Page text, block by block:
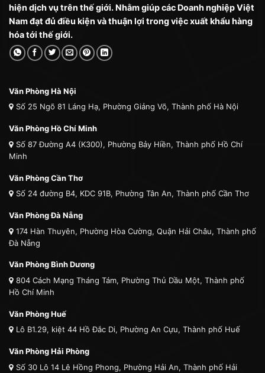
hiện dịch vụ trên thế giới. Nhằm giúp các Doanh nghiệp Việt
Nam đạt đủ điều kiện và thuận lợi trong việc xuất khẩu hàng
hóa tới thế giới.
Văn Phòng Hà Nội
Số 25 Ngõ 81 Láng Hạ, Phường Giảng Võ, Thành phố Hà Nội
Văn Phòng Hồ Chí Minh
Số 87 Đường A4 (K300), Phường Bảy Hiền, Thành phố Hồ Chí
Minh
Văn Phòng Cần Thơ
Số 24 đường B4, KDC 91B, Phường Tân An, Thành phố Cần Thơ
Văn Phòng Đà Nẵng
174 Hàn Thuyên, Phường Hòa Cường, Quận Hải Châu, Thành phố
Đà Nẵng
Văn Phòng Bình Dương
804 Cách Mạng Tháng Tám, Phường Thủ Dầu Một, Thành phố
Hồ Chí Minh
Văn Phòng Huế
Lô B1.29, kiệt 44 Hồ Đắc Di, Phường An Cựu, Thành phố Huế
Văn Phòng Hải Phòng
Số 30 Lô 14 Lê Hồng Phong, Phường Hải An, Thành phố Hải